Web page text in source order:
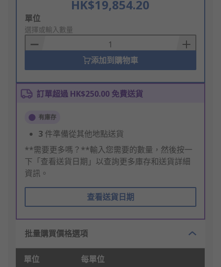
HK$19,854.20
Add
to
Basket
單位
選擇或輸入數量
添加到購物車
訂單超過 HK$250.00 免費送貨
有庫存
3 件準備從其他地點送貨
**需要更多嗎？**輸入您需要的數量，然後按一
下「查看送貨日期」以查詢更多庫存和送貨詳細
資訊。
查看送貨日期
批量購買價格選項
單位 每單位